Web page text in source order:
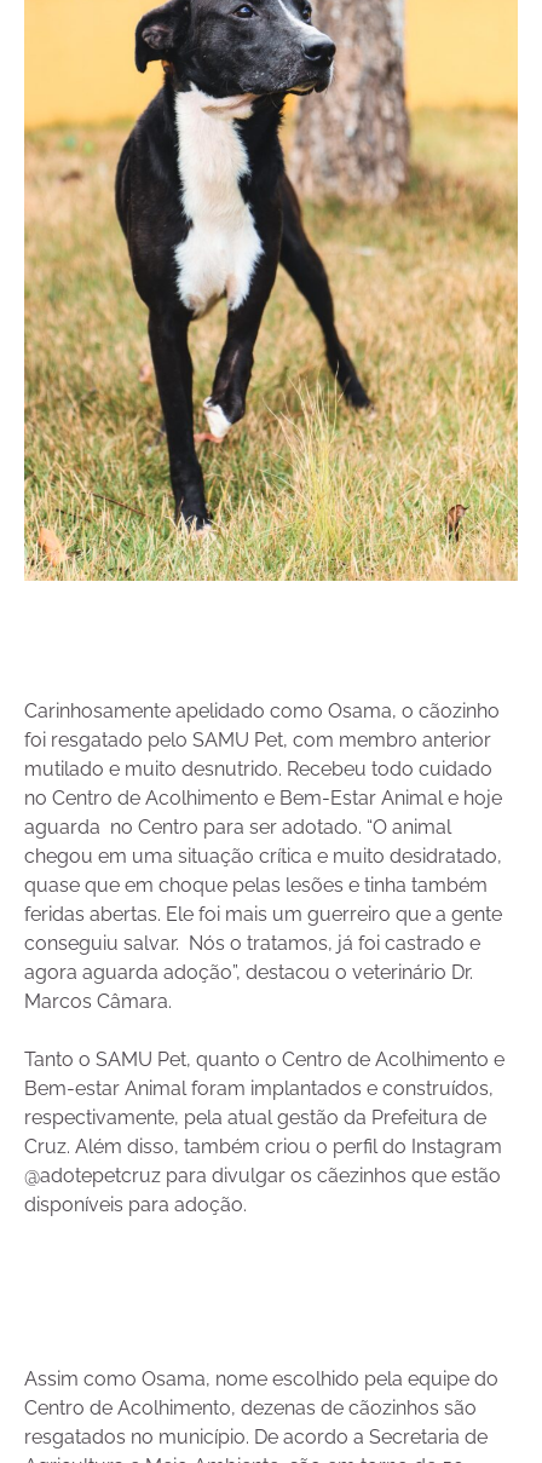
Carinhosamente apelidado como Osama, o cãozinho
foi resgatado pelo SAMU Pet, com membro anterior
mutilado e muito desnutrido. Recebeu todo cuidado
no Centro de Acolhimento e Bem-Estar Animal e hoje
aguarda no Centro para ser adotado. “O animal
chegou em uma situação crítica e muito desidratado,
quase que em choque pelas lesões e tinha também
feridas abertas. Ele foi mais um guerreiro que a gente
conseguiu salvar. Nós o tratamos, já foi castrado e
agora aguarda adoção”, destacou o veterinário Dr.
Marcos Câmara.
Tanto o SAMU Pet, quanto o Centro de Acolhimento e
Bem-estar Animal foram implantados e construídos,
respectivamente, pela atual gestão da Prefeitura de
Cruz. Além disso, também criou o perfil do Instagram
@adotepetcruz para divulgar os cãezinhos que estão
disponíveis para adoção.
Assim como Osama, nome escolhido pela equipe do
Centro de Acolhimento, dezenas de cãozinhos são
resgatados no município. De acordo a Secretaria de